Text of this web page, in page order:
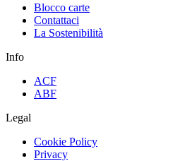
Blocco carte
Contattaci
La Sostenibilità
Info
ACF
ABF
Legal
Cookie Policy
Privacy